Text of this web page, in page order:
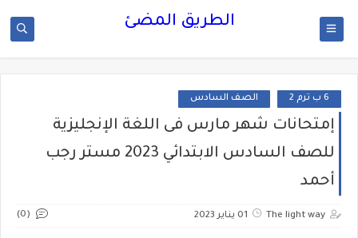
الطريق المضئ
6 ب ترم 2 الصف السادس
إمتحانات شهر مارس فى اللغة الإنجليزية
للصف السادس الابتدائي 2023 مستر رجب
أحمد
The light way 01 يناير 2023 (0)